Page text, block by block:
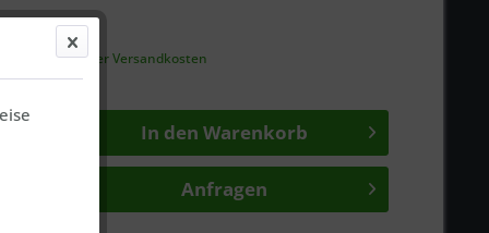
€ *
ausgewiesener Versandkosten
Tage
In den Warenkorb
Anfragen